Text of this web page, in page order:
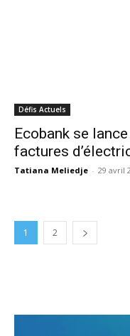
Défis Actuels
Ecobank se
factures
Tatiana Meliedje - 29 avril
1 2